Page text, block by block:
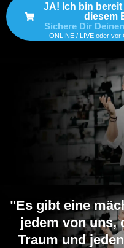
JA! Ich bin
diesem
Sichere Dir
ONLINE / LIVE oder vor
"Es gibt eine
jedem von uns,
Traum und